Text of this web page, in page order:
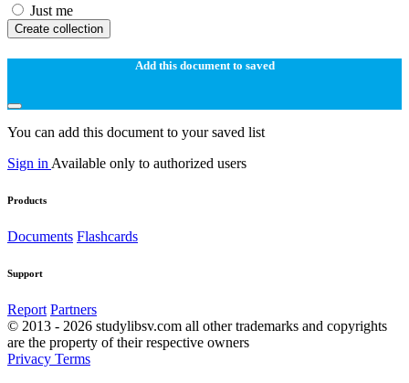
Just me
Create collection
Add this document to saved
You can add this document to your saved list
Sign in Available only to authorized users
Products
Documents Flashcards
Support
Report Partners
© 2013 - 2026 studylibsv.com all other trademarks and copyrights
are the property of their respective owners
Privacy Terms